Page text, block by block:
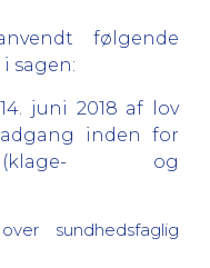
følgende
sagen:
juni 2018 af lov
inden for
(klage- og
sundhedsfaglig